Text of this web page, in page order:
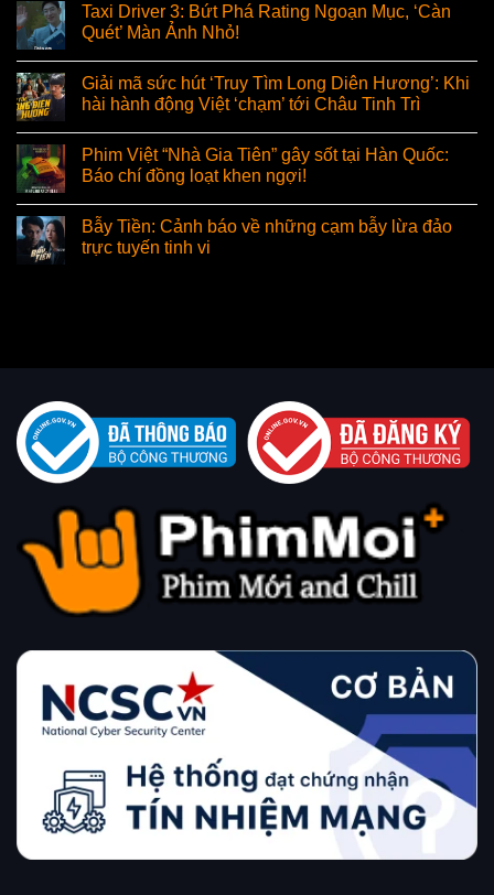
Taxi Driver 3: Bứt Phá Rating Ngoạn Mục, ‘Càn
Quét’ Màn Ảnh Nhỏ!
Giải mã sức hút ‘Truy Tìm Long Diên Hương’: Khi
hài hành động Việt ‘chạm’ tới Châu Tinh Trì
Phim Việt “Nhà Gia Tiên” gây sốt tại Hàn Quốc:
Báo chí đồng loạt khen ngợi!
Bẫy Tiền: Cảnh báo về những cạm bẫy lừa đảo
trực tuyến tinh vi